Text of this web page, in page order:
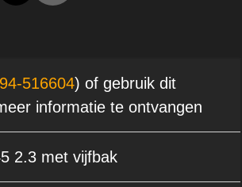
516604) of gebruik dit
informatie te ontvangen
2.3 met vijfbak